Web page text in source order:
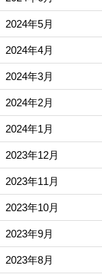
2024年5月
2024年4月
2024年3月
2024年2月
2024年1月
2023年12月
2023年11月
2023年10月
2023年9月
2023年8月